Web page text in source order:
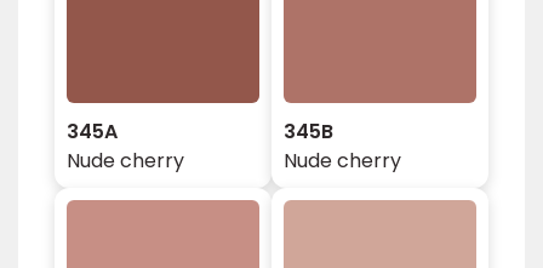
345A
Nude cherry
345B
Nude cherry